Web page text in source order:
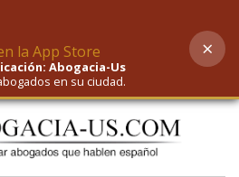
AI-Powered Search
Abogacia-Us
en su ciudad.
×